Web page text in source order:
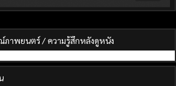
ภาพยนตร์ / ความรู้สึกหลังดูหนัง